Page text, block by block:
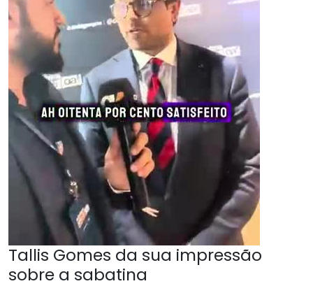
Tallis Gomes da sua impressão
sobre a sabatina